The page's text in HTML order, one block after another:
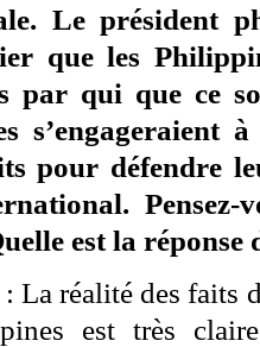
Le président
que les
par qui que ce
s’engageraient
pour défendre
Pensez-
est la réponse
La réalité des faits
est très